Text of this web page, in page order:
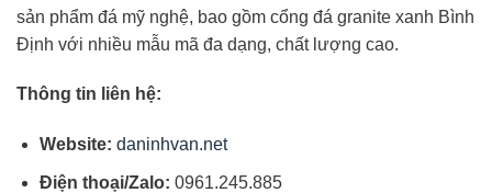
sản phẩm đá mỹ nghệ, bao gồm cổng đá granite xanh Bình
Định với nhiều mẫu mã đa dạng, chất lượng cao.
Thông tin liên hệ:
Website: daninhvan.net
Điện thoại/Zalo: 0961.245.885